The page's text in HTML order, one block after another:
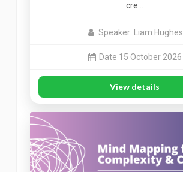
cre…
Speaker: Liam Hughes
Date 15 October 2026
View details